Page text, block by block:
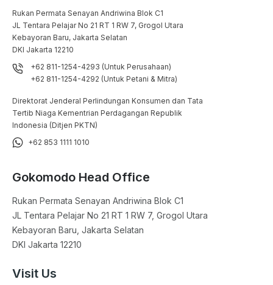
Rukan Permata Senayan Andriwina Blok C1
JL Tentara Pelajar No 21 RT 1 RW 7, Grogol Utara
Kebayoran Baru, Jakarta Selatan
DKI Jakarta 12210
+62 811-1254-4293 (Untuk Perusahaan)
+62 811-1254-4292 (Untuk Petani & Mitra)
Direktorat Jenderal Perlindungan Konsumen dan Tata
Tertib Niaga Kementrian Perdagangan Republik
Indonesia (Ditjen PKTN)
+62 853 1111 1010
Gokomodo Head Office
Rukan Permata Senayan Andriwina Blok C1
JL Tentara Pelajar No 21 RT 1 RW 7, Grogol Utara
Kebayoran Baru, Jakarta Selatan
DKI Jakarta 12210
Visit Us